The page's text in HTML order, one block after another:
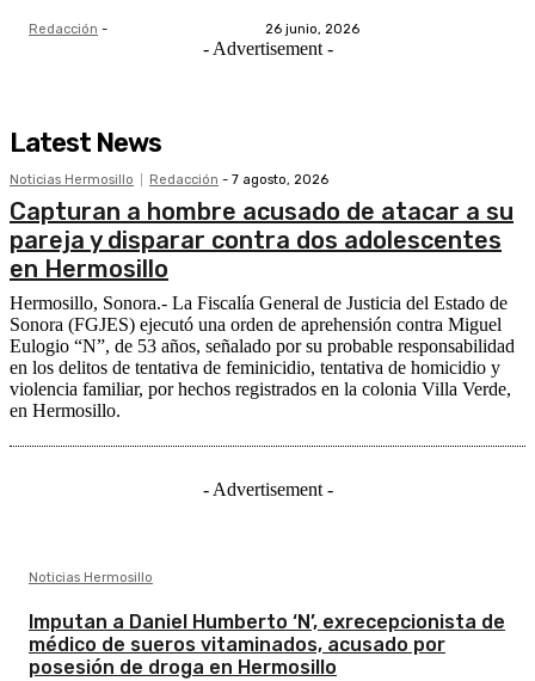
Redacción - 26 junio, 2026
- Advertisement -
Latest News
Noticias Hermosillo Redacción - 7 agosto, 2026
Capturan a hombre acusado de atacar a su
pareja y disparar contra dos adolescentes
en Hermosillo
Hermosillo, Sonora.- La Fiscalía General de Justicia del Estado de
Sonora (FGJES) ejecutó una orden de aprehensión contra Miguel
Eulogio “N”, de 53 años, señalado por su probable responsabilidad
en los delitos de tentativa de feminicidio, tentativa de homicidio y
violencia familiar, por hechos registrados en la colonia Villa Verde,
en Hermosillo.
- Advertisement -
Noticias Hermosillo
Imputan a Daniel Humberto ‘N’, exrecepcionista de
médico de sueros vitaminados, acusado por
posesión de droga en Hermosillo